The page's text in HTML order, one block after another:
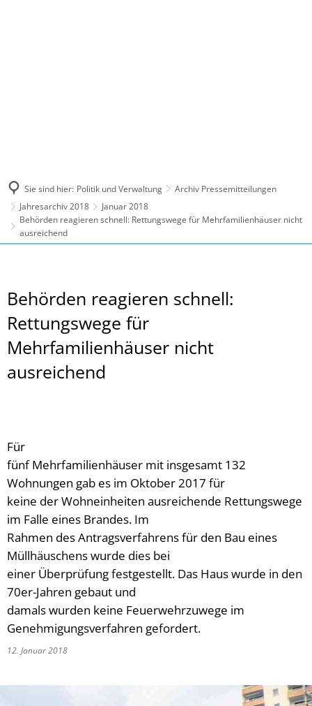
Sie sind hier: Politik und Verwaltung
Archiv Pressemitteilungen
Jahresarchiv 2018
Januar 2018
Behörden reagieren schnell: Rettungswege für Mehrfamilienhäuser nicht
ausreichend
Behörden reagieren schnell:
Rettungswege für
Mehrfamilienhäuser nicht
ausreichend
Für
fünf Mehrfamilienhäuser mit insgesamt 132
Wohnungen gab es im Oktober 2017 für
keine der Wohneinheiten ausreichende Rettungswege
im Falle eines Brandes. Im
Rahmen des Antragsverfahrens für den Bau eines
Müllhäuschens wurde dies bei
einer Überprüfung festgestellt. Das Haus wurde in den
70er-Jahren gebaut und
damals wurden keine Feuerwehrzuwege im
Genehmigungsverfahren gefordert.
12. Januar 2018